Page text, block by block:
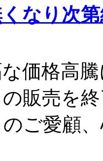
くなり次
価格高
の販売を
ご愛顧